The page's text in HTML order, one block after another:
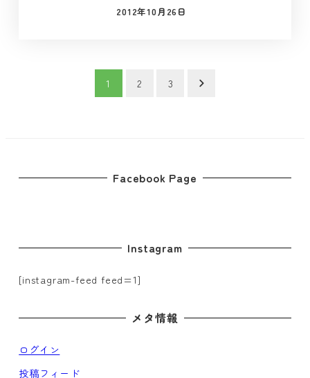
投稿日
2012年10月26日
送
り
1 2 3
Facebook Page
Instagram
[instagram-feed feed=1]
メタ情報
ログイン
投稿フィード